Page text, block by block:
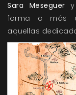
Sara Meseguery
forma a más
aquellas